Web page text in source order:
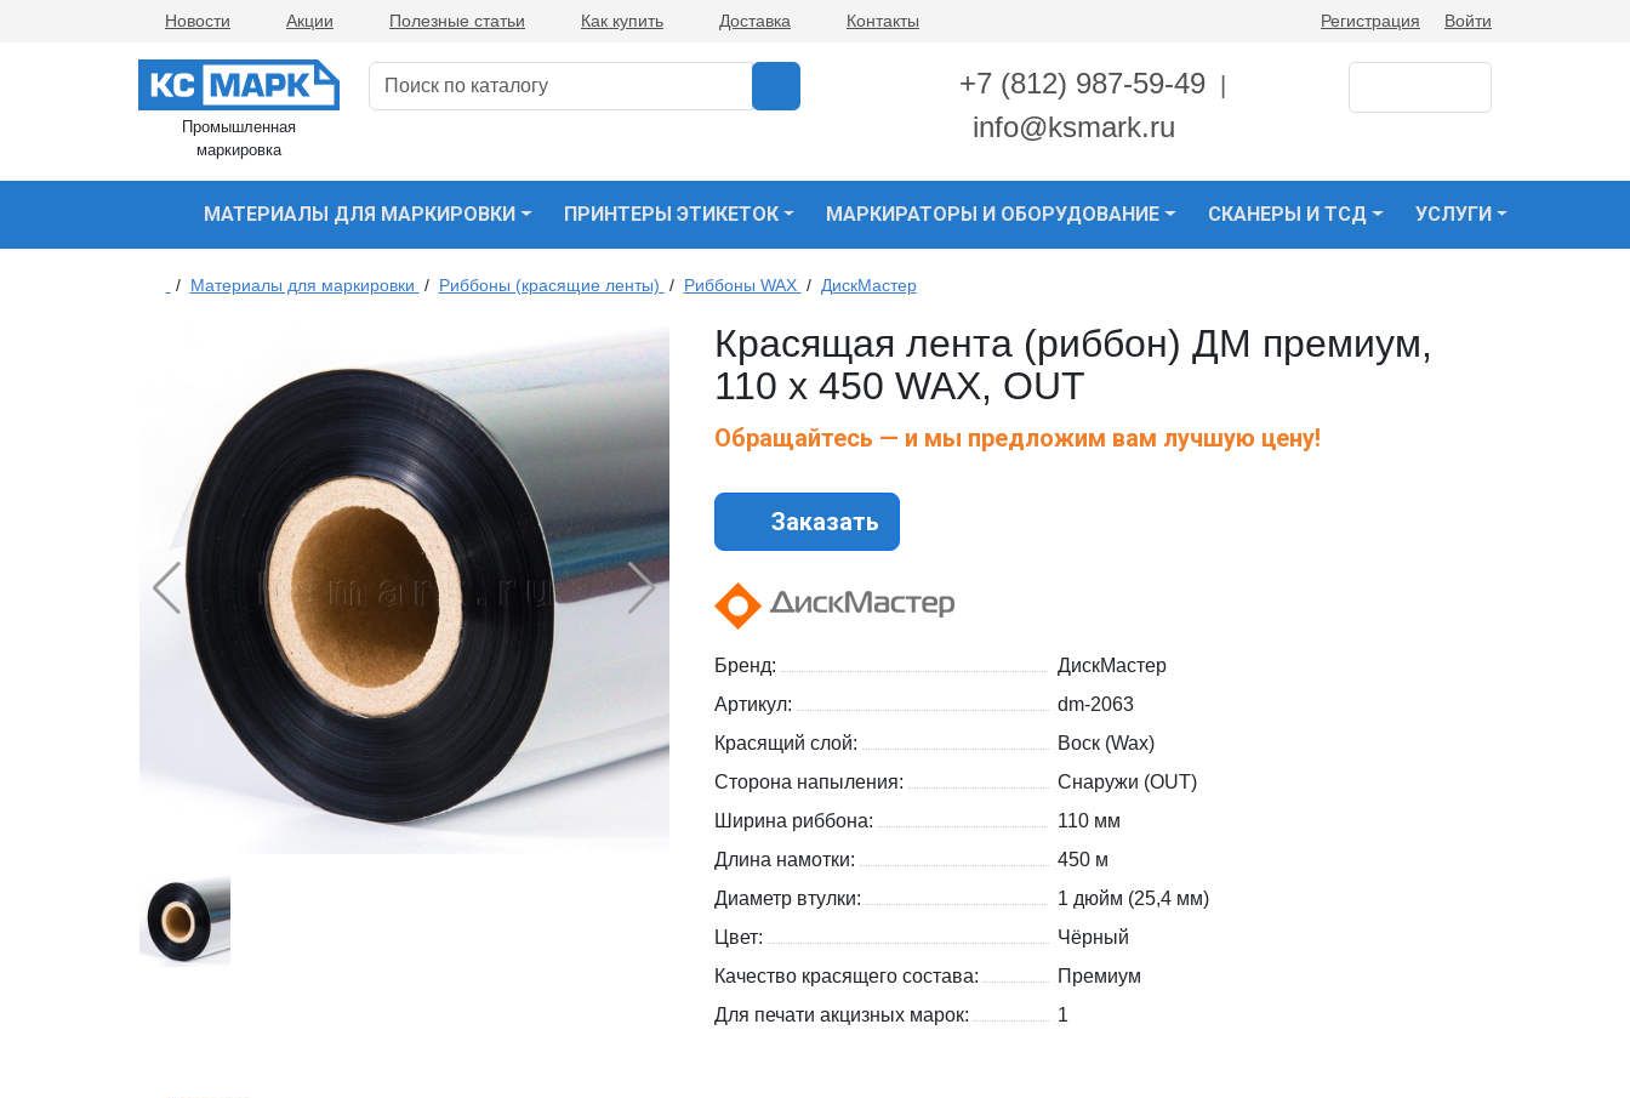
Новости Акции Полезные статьи Как купить Доставка Контакты Регистрация Войти
Промышленная
маркировка
+7 (812) 987-59-49
info@ksmark.ru
МАТЕРИАЛЫ ДЛЯ МАРКИРОВКИ ПРИНТЕРЫ ЭТИКЕТОК МАРКИРАТОРЫ И ОБОРУДОВАНИЕ СКАНЕРЫ И ТСД УСЛУГИ
/ Материалы для маркировки / Риббоны (красящие ленты) / Риббоны WAX / ДискМастер
Красящая лента (риббон) ДМ премиум,
110 х 450 WAX, OUT
Обращайтесь — и мы предложим вам лучшую цену!
Заказать
Бренд:
ДискМастер
Артикул:
dm-2063
Красящий слой:
Воск (Wax)
Сторона напыления:
Снаружи (OUT)
Ширина риббона:
110 мм
Длина намотки:
450 м
Диаметр втулки:
1 дюйм (25,4 мм)
Цвет:
Чёрный
Качество красящего состава:
Премиум
Для печати акцизных марок:
1